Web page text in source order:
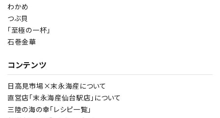
わかめ
つぶ貝
「至極の一杯」
石巻金華
コンテンツ
日高見市場×末永海産について
直営店「末永海産仙台駅店」について
三陸の海の幸「レシピ一覧」